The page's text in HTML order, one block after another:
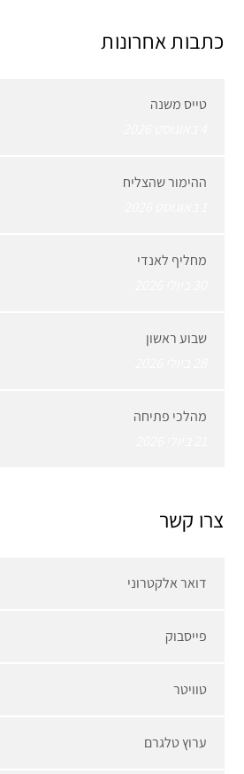
כתבות אחרונות
טייס משנה
ההימור שהצליח
מחליף לאנדי
שבוע ראשון
מהלכי פתיחה
צרו קשר
דואר אלקטרוני
פייסבוק
טוויטר
ערוץ טלגרם